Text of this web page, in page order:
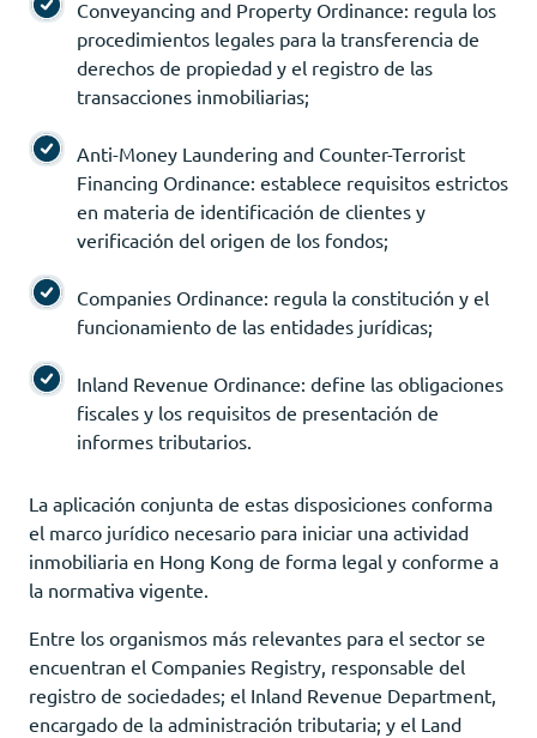
Conveyancing and Property Ordinance: regula los
procedimientos legales para la transferencia de
derechos de propiedad y el registro de las
transacciones inmobiliarias;
Anti-Money Laundering and Counter-Terrorist
Financing Ordinance: establece requisitos estrictos
en materia de identificación de clientes y
verificación del origen de los fondos;
Companies Ordinance: regula la constitución y el
funcionamiento de las entidades jurídicas;
Inland Revenue Ordinance: define las obligaciones
fiscales y los requisitos de presentación de
informes tributarios.
La aplicación conjunta de estas disposiciones conforma
el marco jurídico necesario para iniciar una actividad
inmobiliaria en Hong Kong de forma legal y conforme a
la normativa vigente.
Entre los organismos más relevantes para el sector se
encuentran el Companies Registry, responsable del
registro de sociedades; el Inland Revenue Department,
encargado de la administración tributaria; y el Land